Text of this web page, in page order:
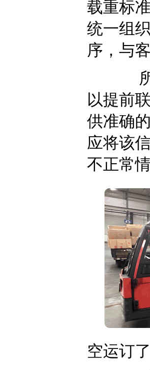
载重标
统一组
序，与
所以
以提前
供准确
应将该
不正常
空运订